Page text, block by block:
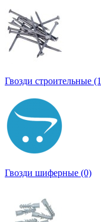
Гвозди строительные
Гвозди шиферные (0)